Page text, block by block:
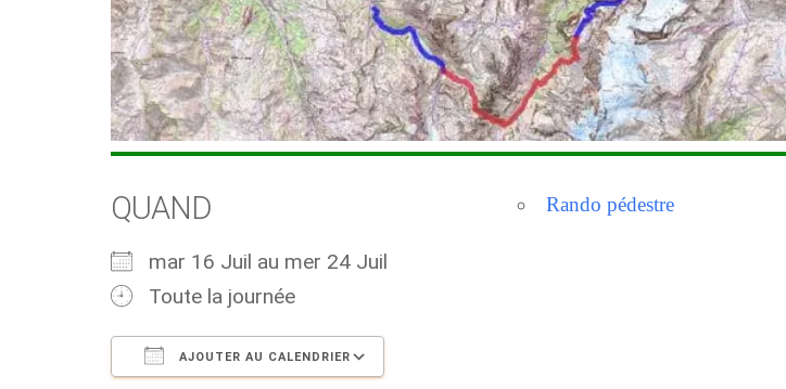
QUAND
mar 16 Juil au mer 24 Juil
Toute la journée
AJOUTER AU CALENDRIER
Rando pédestre